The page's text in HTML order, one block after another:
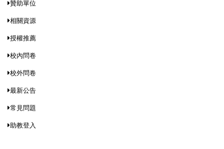
贊助單位
相關資源
授權推薦
校內問卷
校外問卷
最新公告
常見問題
助教登入